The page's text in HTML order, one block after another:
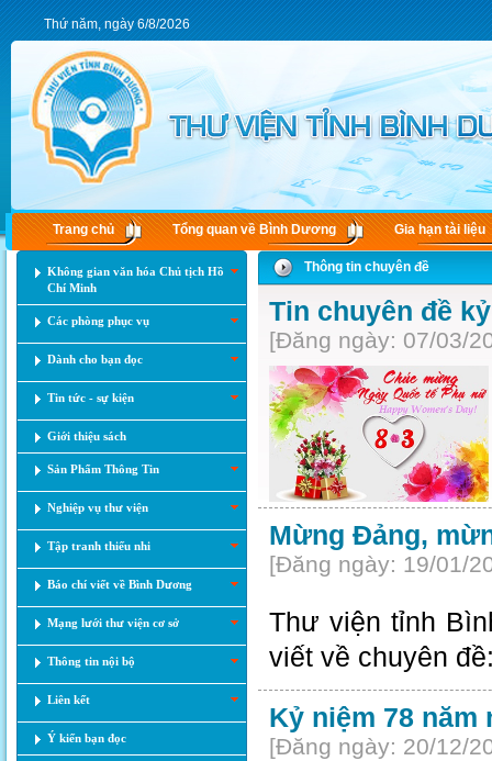
Thứ năm, ngày 6/8/2026
Trang chủ Tổng quan về Bình Dương Gia hạn tài liệu
Không gian văn hóa Chủ tịch Hồ
Chí Minh
Các phòng phục vụ
Dành cho bạn đọc
Tin tức - sự kiện
Giới thiệu sách
Sản Phẩm Thông Tin
Nghiệp vụ thư viện
Tập tranh thiếu nhi
Báo chí viết về Bình Dương
Mạng lưới thư viện cơ sở
Thông tin nội bộ
Liên kết
Ý kiến bạn đọc
Thông tin chuyên đề
Tin chuyên đề
[Đăng ngày: 07/03/
Mừng Đảng,
[Đăng ngày: 19/01/
Thư viện tỉnh
viết về chuyên
Kỷ niệm 78 năm
[Đăng ngày: 20/12/